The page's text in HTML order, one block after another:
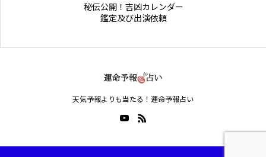
秘伝公開！吉凶カレンダー
鑑定及び出演依頼
天気予報よりも当たる！運命予報占い